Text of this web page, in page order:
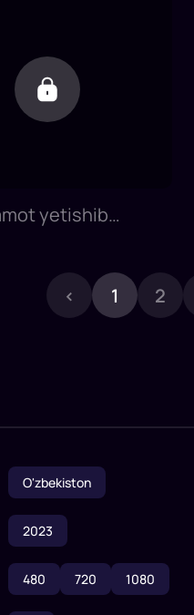
yetishib
‹ 1 2
O'zbekiston
2023
480 720 1080